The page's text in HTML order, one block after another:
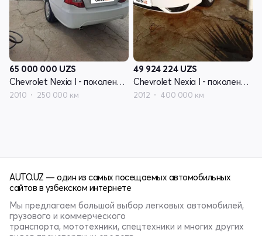
65 000 000 UZS
Chevrolet Nexia I - поколение рестайлинг
2010 250 000 км
49 924 224 UZS
Chevrolet Nexia I - поколение рестайлинг
2012 400 000 км
AUTO.UZ — один из самых посещаемых автомобильных
сайтов в узбекском интернете
Мы предлагаем большой выбор легковых автомобилей,
грузового и коммерческого
транспорта, мототехники, спецтехники и многих других